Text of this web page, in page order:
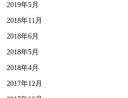
2019年5月
2018年11月
2018年6月
2018年5月
2018年4月
2017年12月